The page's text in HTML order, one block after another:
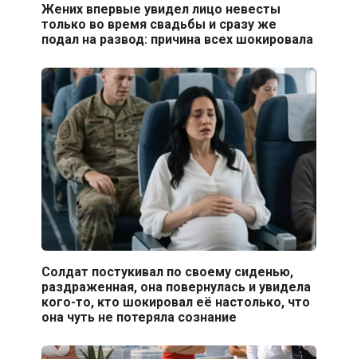
Жених впервые увидел лицо невесты
только во время свадьбы и сразу же
подал на развод: причина всех шокировала
Солдат постукивал по своему сиденью,
раздраженная, она повернулась и увидела
кого-то, кто шокировал её настолько, что
она чуть не потеряла сознание